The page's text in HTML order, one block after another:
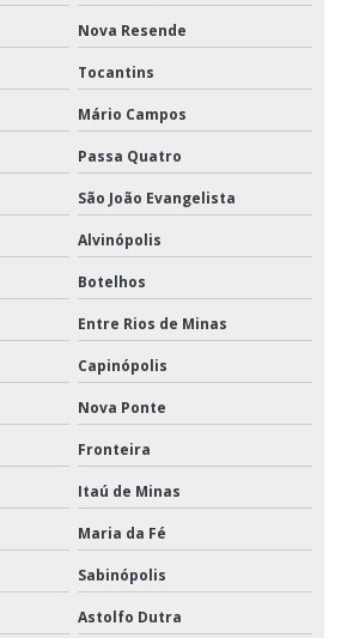
Nova Resende
Tocantins
Mário Campos
Passa Quatro
São João Evangelista
Alvinópolis
Botelhos
Entre Rios de Minas
Capinópolis
Nova Ponte
Fronteira
Itaú de Minas
Maria da Fé
Sabinópolis
Astolfo Dutra